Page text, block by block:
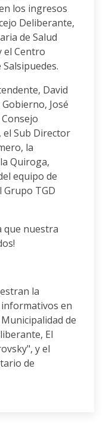
los ingresos
Deliberante,
de Salud
el Centro
David
José
el Sub Director
la
Quiroga,
equipo de
TGD
que nuestra
la
en
de
El
y el
de